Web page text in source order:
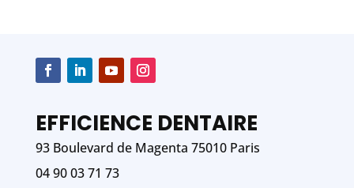
EFFICIENCE DENTAIRE
93 Boulevard de Magenta 75010 Paris
04 90 03 71 73